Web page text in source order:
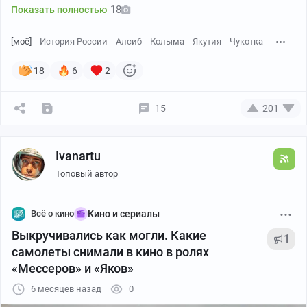
Показать полностью 18
[моё] История России Алсиб Колыма Якутия Чукотка
18 6 2
15 201
Ivanartu
Топовый автор
Всё о кино Кино и сериалы
Выкручивались как могли. Какие
самолеты снимали в кино в ролях
«Мессеров» и «Яков»
1
6 месяцев назад 0